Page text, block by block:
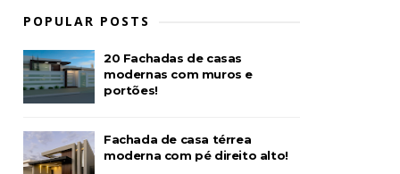
POPULAR POSTS
20 Fachadas de casas
modernas com muros e
portões!
Fachada de casa térrea
moderna com pé direito alto!